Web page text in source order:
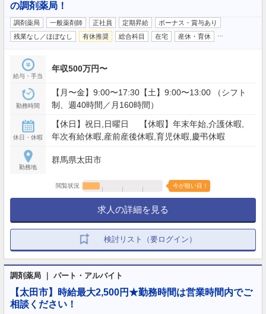
の調剤薬局！
調剤薬局 一般薬剤師 正社員 定期昇給
ボーナス・賞与あり
残業なし／ほぼなし
有休推奨 総合科目 在宅 産休・育休
給与・手当
年収500万円〜
勤務時間
【月〜金】9:00〜17:30【土】9:00〜13:00 （シフト
制、週40時間／月160時間）
休日・休暇
【休日】祝日,日曜日 【休暇】年末年始,介護休暇,
年次有給休暇,産前産後休暇,育児休暇,慶弔休暇
勤務地
群馬県太田市
閲覧状況 今が狙い目！
求人の詳細を見る
検討リスト（要ログイン）
調剤薬局 ｜ パート・アルバイト
【太田市】時給最大2,500円★勤務時間は営業時間内でご
相談ください！